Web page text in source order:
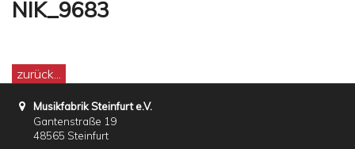
NIK_9683
zurück...
Musikfabrik Steinfurt e.V.
Gantenstraße 19
48565 Steinfurt